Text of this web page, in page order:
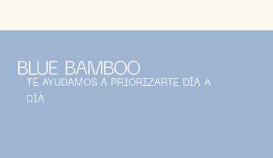
TE AYUDAMOS A PRIORIZARTE DÍA A
DÍA